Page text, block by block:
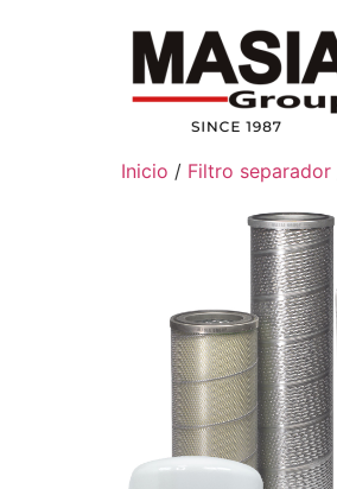
Inicio / Filtro separador